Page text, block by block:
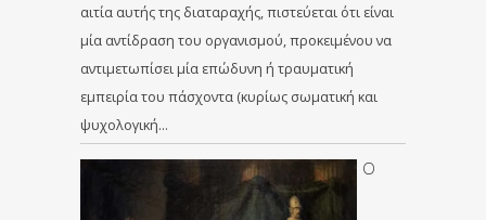
αιτία αυτής της διαταραχής, πιστεύεται ότι είναι
μία αντίδραση του οργανισμού, προκειμένου να
αντιμετωπίσει μία επώδυνη ή τραυματική
εμπειρία του πάσχοντα (κυρίως σωματική και
ψυχολογική…
Ο